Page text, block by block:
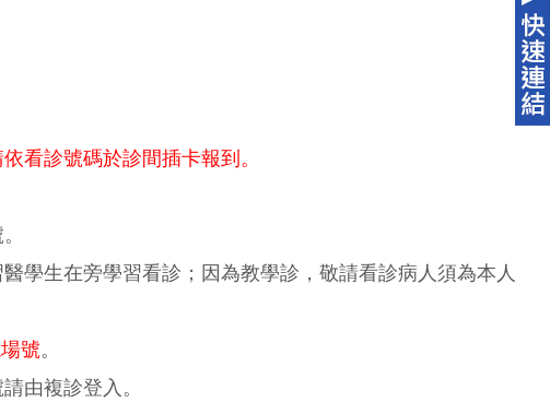
看診號碼於診間插卡報到。
學生在旁學習看診；因為教學診，敬請看診病人須為本人
號。
由複診登入。